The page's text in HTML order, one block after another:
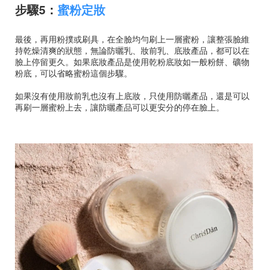
步驟5： 蜜粉定妝
最後，再用粉撲或刷具，在全臉均勻刷上一層蜜粉，讓整張臉維
持乾燥清爽的狀態，無論防曬乳、妝前乳、底妝產品，都可以在
臉上停留更久。如果底妝產品是使用乾粉底妝如一般粉餅、礦物
粉底，可以省略蜜粉這個步驟。
如果沒有使用妝前乳也沒有上底妝，只使用防曬產品，還是可以
再刷一層蜜粉上去，讓防曬產品可以更安分的停在臉上。